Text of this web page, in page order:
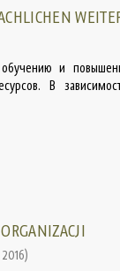
обучению и
В
2016)